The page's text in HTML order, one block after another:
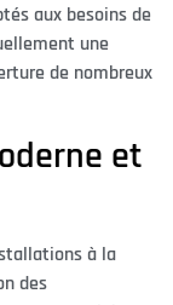
aux besoins de
une
de nombreux
et
à la
des